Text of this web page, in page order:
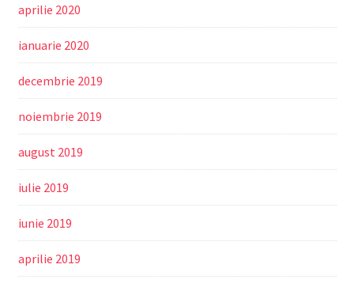
aprilie 2020
ianuarie 2020
decembrie 2019
noiembrie 2019
august 2019
iulie 2019
iunie 2019
aprilie 2019